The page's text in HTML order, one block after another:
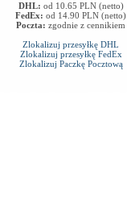
DHL: od 10.65 PLN (netto)
FedEx: od 14.90 PLN (netto)
Poczta: zgodnie z cennikiem
Zlokalizuj przesyłkę DHL
Zlokalizuj przesyłkę FedEx
Zlokalizuj Paczkę Pocztową